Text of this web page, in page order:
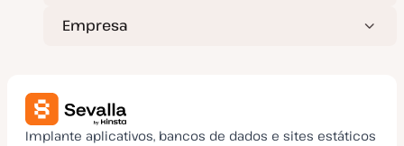
Empresa
Implante aplicativos, bancos de dados e sites estáticos